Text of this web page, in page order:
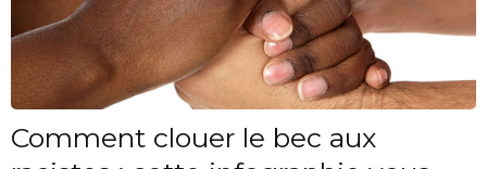
Comment clouer le bec aux